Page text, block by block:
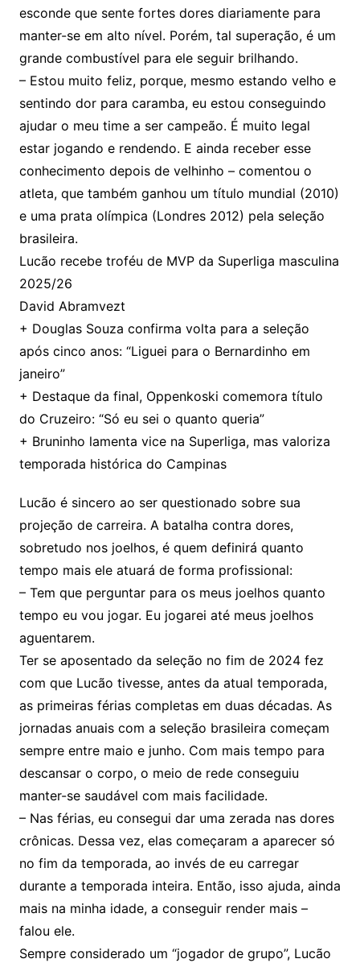
esconde que sente fortes dores diariamente para
manter-se em alto nível. Porém, tal superação, é um
grande combustível para ele seguir brilhando.
– Estou muito feliz, porque, mesmo estando velho e
sentindo dor para caramba, eu estou conseguindo
ajudar o meu time a ser campeão. É muito legal
estar jogando e rendendo. E ainda receber esse
conhecimento depois de velhinho – comentou o
atleta, que também ganhou um título mundial (2010)
e uma prata olímpica (Londres 2012) pela seleção
brasileira.
Lucão recebe troféu de MVP da Superliga masculina
2025/26
David Abramvezt
+ Douglas Souza confirma volta para a seleção
após cinco anos: “Liguei para o Bernardinho em
janeiro”
+ Destaque da final, Oppenkoski comemora título
do Cruzeiro: “Só eu sei o quanto queria”
+ Bruninho lamenta vice na Superliga, mas valoriza
temporada histórica do Campinas
Lucão é sincero ao ser questionado sobre sua
projeção de carreira. A batalha contra dores,
sobretudo nos joelhos, é quem definirá quanto
tempo mais ele atuará de forma profissional:
– Tem que perguntar para os meus joelhos quanto
tempo eu vou jogar. Eu jogarei até meus joelhos
aguentarem.
Ter se aposentado da seleção no fim de 2024 fez
com que Lucão tivesse, antes da atual temporada,
as primeiras férias completas em duas décadas. As
jornadas anuais com a seleção brasileira começam
sempre entre maio e junho. Com mais tempo para
descansar o corpo, o meio de rede conseguiu
manter-se saudável com mais facilidade.
– Nas férias, eu consegui dar uma zerada nas dores
crônicas. Dessa vez, elas começaram a aparecer só
no fim da temporada, ao invés de eu carregar
durante a temporada inteira. Então, isso ajuda, ainda
mais na minha idade, a conseguir render mais –
falou ele.
Sempre considerado um “jogador de grupo”, Lucão